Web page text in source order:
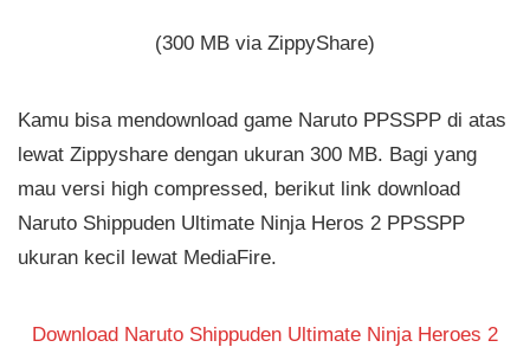
(300 MB via ZippyShare)
Kamu bisa mendownload game Naruto PPSSPP di atas
lewat Zippyshare dengan ukuran 300 MB. Bagi yang
mau versi high compressed, berikut link download
Naruto Shippuden Ultimate Ninja Heros 2 PPSSPP
ukuran kecil lewat MediaFire.
Download Naruto Shippuden Ultimate Ninja Heroes 2